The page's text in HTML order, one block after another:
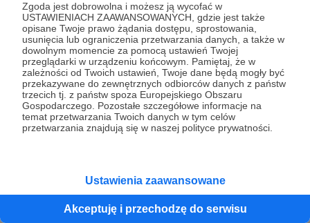
Zgoda jest dobrowolna i możesz ją wycofać w
USTAWIENIACH ZAAWANSOWANYCH, gdzie jest także
opisane Twoje prawo żądania dostępu, sprostowania,
usunięcia lub ograniczenia przetwarzania danych, a także w
dowolnym momencie za pomocą ustawień Twojej
przeglądarki w urządzeniu końcowym. Pamiętaj, że w
zależności od Twoich ustawień, Twoje dane będą mogły być
przekazywane do zewnętrznych odbiorców danych z państw
trzecich tj. z państw spoza Europejskiego Obszaru
Gospodarczego. Pozostałe szczegółowe informacje na
temat przetwarzania Twoich danych w tym celów
przetwarzania znajdują się w naszej polityce prywatności.
Ustawienia zaawansowane
Akceptuję i przechodzę do serwisu
Patroni: 0 Limit: 1
150 zł miesięcznie
Umieszczenie twojej reklamy w sali koncertowej.